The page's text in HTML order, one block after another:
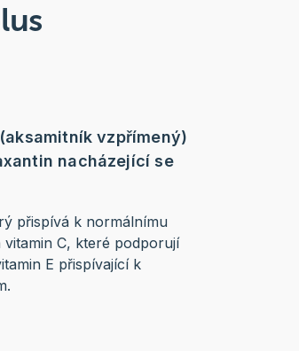
vzpřímený)
nacházející se
přispívá k normálnímu
C, které podporují
E přispívající k